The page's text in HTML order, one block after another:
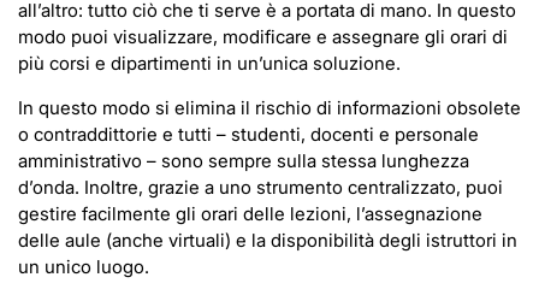
all’altro: tutto ciò che ti serve è a portata di mano. In questo
modo puoi visualizzare, modificare e assegnare gli orari di
più corsi e dipartimenti in un’unica soluzione.
In questo modo si elimina il rischio di informazioni obsolete
o contraddittorie e tutti – studenti, docenti e personale
amministrativo – sono sempre sulla stessa lunghezza
d’onda. Inoltre, grazie a uno strumento centralizzato, puoi
gestire facilmente gli orari delle lezioni, l’assegnazione
delle aule (anche virtuali) e la disponibilità degli istruttori in
un unico luogo.